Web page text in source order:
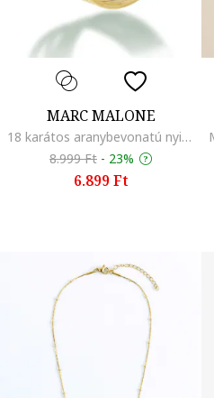
MARC MALONE
18 karátos aranybevonatú nyitott karperec, Aranyszín
8.999 Ft - 23%
6.899 Ft